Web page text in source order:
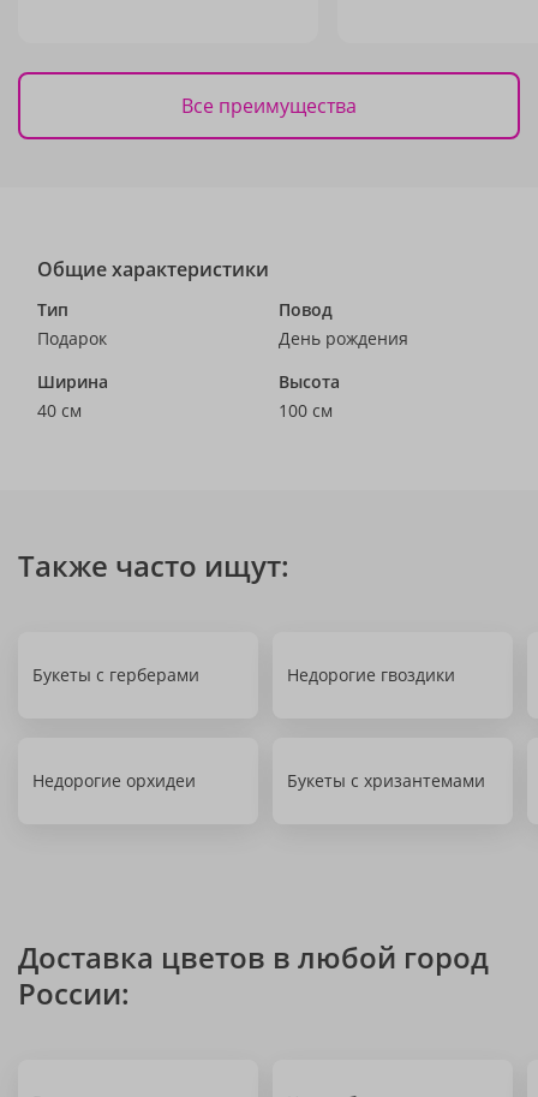
Все преимущества
Общие характеристики
Тип
Подарок
Повод
День рождения
Ширина
40 см
Высота
100 см
Также часто ищут:
Букеты с герберами Недорогие гвоздики
Недорогие орхидеи Букеты с хризантемами
Доставка цветов в любой город
России: